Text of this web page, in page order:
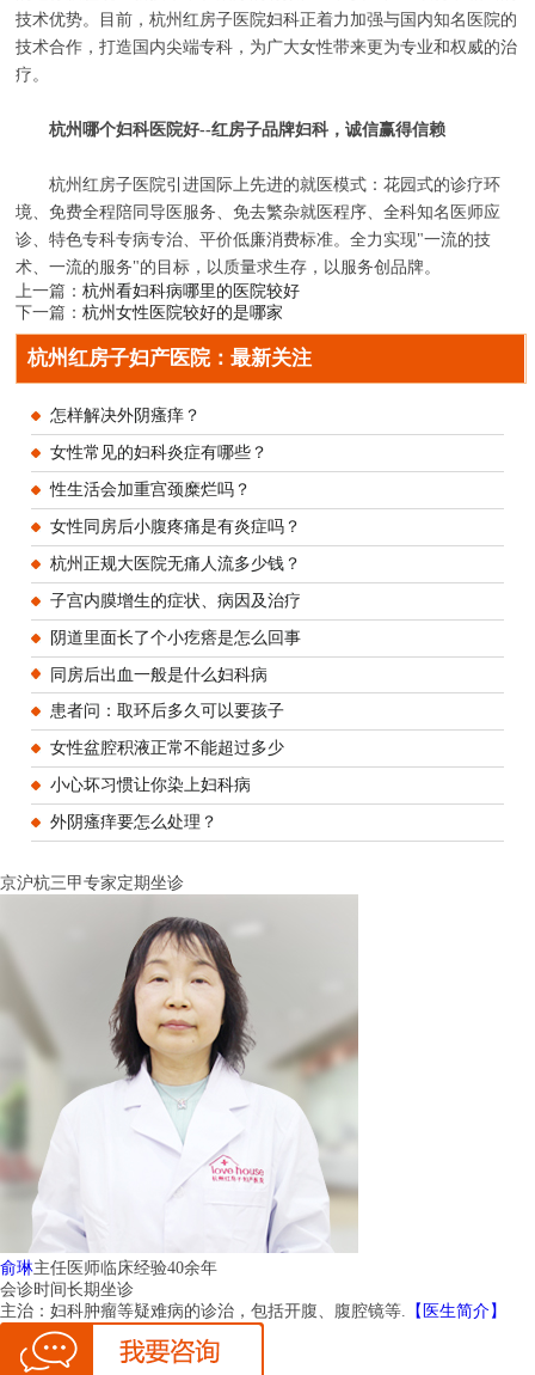
技术优势。目前，杭州红房子医院妇科正着力加强与国内知名医院的
技术合作，打造国内尖端专科，为广大女性带来更为专业和权威的治
疗。
杭州哪个妇科医院好--红房子品牌妇科，诚信赢得信赖
杭州红房子医院引进国际上先进的就医模式：花园式的诊疗环
境、免费全程陪同导医服务、免去繁杂就医程序、全科知名医师应
诊、特色专科专病专治、平价低廉消费标准。全力实现"一流的技
术、一流的服务"的目标，以质量求生存，以服务创品牌。
上一篇：杭州看妇科病哪里的医院较好
下一篇：杭州女性医院较好的是哪家
杭州红房子妇产医院：最新关注
怎样解决外阴瘙痒？
女性常见的妇科炎症有哪些？
性生活会加重宫颈糜烂吗？
女性同房后小腹疼痛是有炎症吗？
杭州正规大医院无痛人流多少钱？
子宫内膜增生的症状、病因及治疗
阴道里面长了个小疙瘩是怎么回事
同房后出血一般是什么妇科病
患者问：取环后多久可以要孩子
女性盆腔积液正常不能超过多少
小心坏习惯让你染上妇科病
外阴瘙痒要怎么处理？
京沪杭三甲专家定期坐诊
俞琳主任医师临床经验40余年
会诊时间长期坐诊
主治： 妇科肿瘤等疑难病的诊治，包括开腹、腹腔镜等. 【医生简介】